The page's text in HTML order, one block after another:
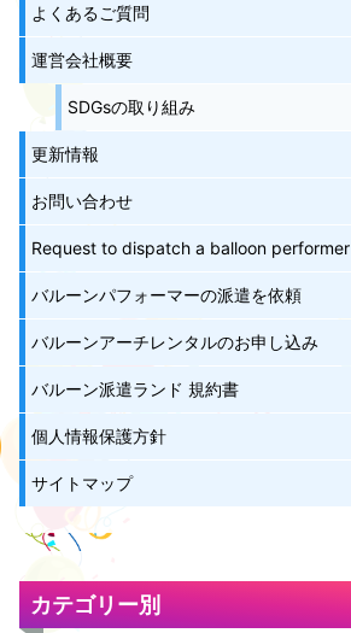
よくあるご質問
運営会社概要
SDGsの取り組み
更新情報
お問い合わせ
Request to dispatch a balloon performer
バルーンパフォーマーの派遣を依頼
バルーンアーチレンタルのお申し込み
バルーン派遣ランド 規約書
個人情報保護方針
サイトマップ
カテゴリー別